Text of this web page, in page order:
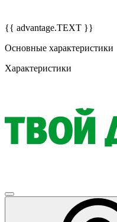
{{ advantage.TEXT }}
Основные характеристики
Характеристики